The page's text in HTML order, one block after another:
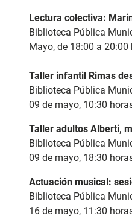
Lectura colectiva:
Biblioteca Pública
Mayo, de 18:00 a 20:00
Taller infantil Rimas
Biblioteca Pública
09 de mayo, 10:30
Taller adultos Alberti,
Biblioteca Pública
09 de mayo, 18:30
Actuación musical:
Biblioteca Pública
16 de mayo, 11:30